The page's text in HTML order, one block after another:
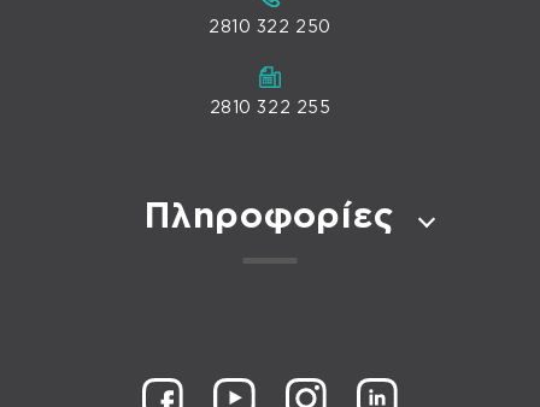
2810 322 250
2810 322 255
Πληροφορίες